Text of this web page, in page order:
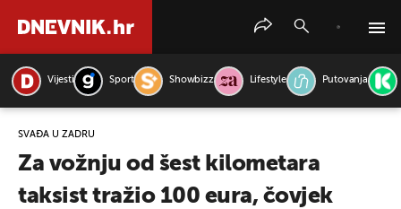
Vijesti Sport Showbizz Lifestyle Putovanja
SVAĐA U ZADRU
Za vožnju od šest kilometara
taksist tražio 100 eura, čovjek
PRETRAŽITE VIJESTI